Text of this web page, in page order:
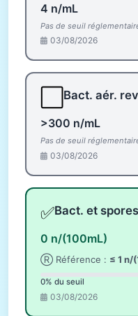
4 n/mL
Pas de seuil
03/08/2026
Bact. aér.
>300 n/mL
Pas de seuil
03/08/2026
✅Bact. et
0 n/(100mL)
Ⓡ Référence : ≤ 1 n/
0% du seuil
03/08/2026